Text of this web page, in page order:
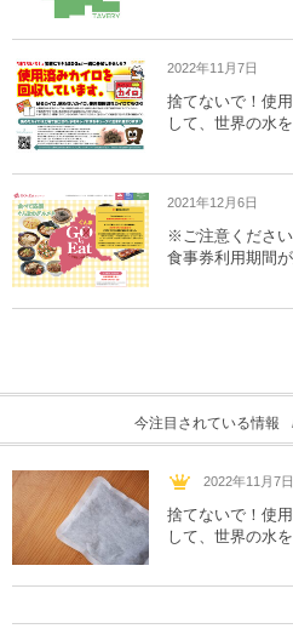
2022年11月7日
捨てないで！使
して、世界の水
2021年12月6日
※ご注意くださ
食事券利用期間
今注目されている情報
2022年11月7日
捨てないで！使
して、世界の水